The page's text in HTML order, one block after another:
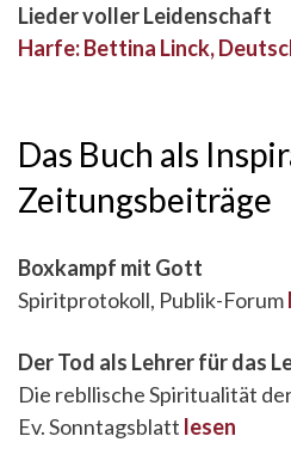
Lieder voller Leidenschaft
Harfe: Bettina Linck,
Das Buch als
Zeitungsbeiträge
Boxkampf mit Gott
Spiritprotokoll, Publik-Forum
Der Tod als Lehrer für das
Die rebllische Spiritualität
Ev. Sonntagsblatt lesen